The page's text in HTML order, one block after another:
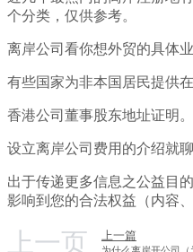
个分类，仅供参考。
离岸公司看你想外贸的具体
有些国家为非本国居民提供
香港公司董事股东地址证明
设立离岸公司费用的介绍就
出于传递更多信息之公益目
影响到您的合法权益（内容
上一页 上一篇